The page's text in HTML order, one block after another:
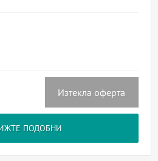
Изтекла оферта
ПОДОБНИ